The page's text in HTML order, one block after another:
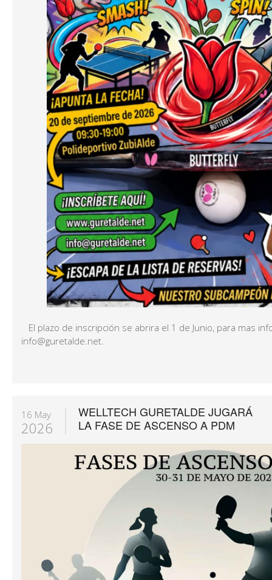
El plazo de inscripción se abrira el 1 de Junio, para mas
info@guretalde.net.
16 May
2026
WELLTECH GURETALDE JUGARÁ
LA FASE DE ASCENSO A PDM